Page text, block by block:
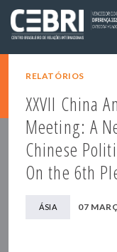
RELATÓRIOS
XXVII China
Meeting: A
Chinese
On the 6th
ÁSIA 07